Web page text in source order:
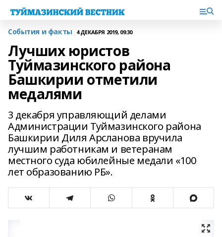
События и факты 4 ДЕКАБРЯ 2019, 09:30
Лучших юристов
Туймазинского района
Башкирии отметили
медалями
3 декабря управляющий делами
Администрации Туймазинского района
Башкирии Диля Арсланова вручила
лучшим работникам и ветеранам
местного суда юбилейные медали «100
лет образованию РБ».